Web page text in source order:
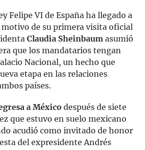
Felipe VI de España ha llegado a
de su primera visita oficial
Claudia Sheinbaum asumió
que los mandatarios tengan
Nacional, un hecho que
etapa en las relaciones
países.
a México después de siete
que estuvo en suelo mexicano
acudió como invitado de honor
del expresidente Andrés